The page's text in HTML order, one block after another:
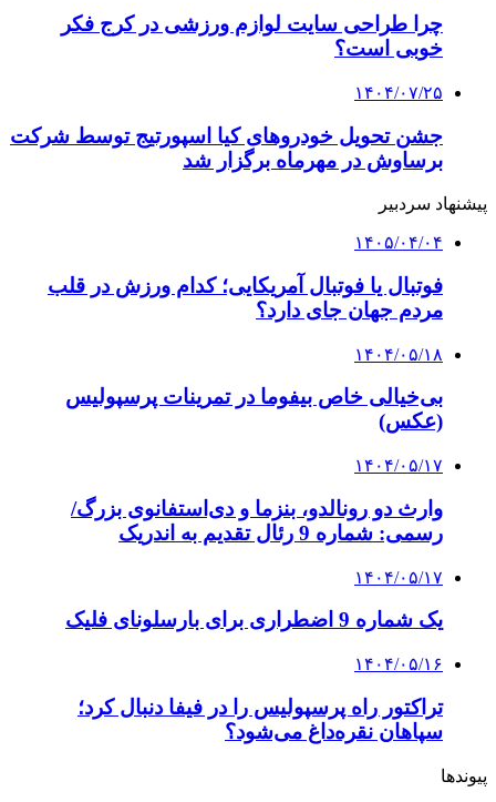
چرا طراحی سایت لوازم ورزشی در کرج فکر
خوبی است؟
۱۴۰۴/۰۷/۲۵
جشن تحویل خودروهای کیا اسپورتیج توسط شرکت
برساوش در مهرماه برگزار شد
پیشنهاد سردبیر
۱۴۰۵/۰۴/۰۴
فوتبال یا فوتبال آمریکایی؛ کدام ورزش در قلب
مردم جهان جای دارد؟
۱۴۰۴/۰۵/۱۸
بی‌خیالی خاص بیفوما در تمرینات پرسپولیس
(عکس)
۱۴۰۴/۰۵/۱۷
وارث دو رونالدو، بنزما و دی‌استفانوی بزرگ/
رسمی: شماره 9 رئال تقدیم به اندریک
۱۴۰۴/۰۵/۱۷
یک شماره 9 اضطراری برای بارسلونای فلیک
۱۴۰۴/۰۵/۱۶
تراکتور راه پرسپولیس را در فیفا دنبال کرد؛
سپاهان نقره‌داغ می‌شود؟
پیوندها